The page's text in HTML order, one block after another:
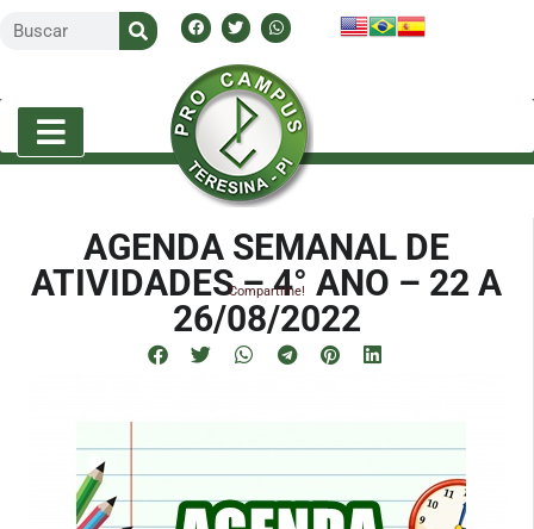
AGENDA SEMANAL DE
ATIVIDADES – 4° ANO – 22 A
26/08/2022
Compartilhe!